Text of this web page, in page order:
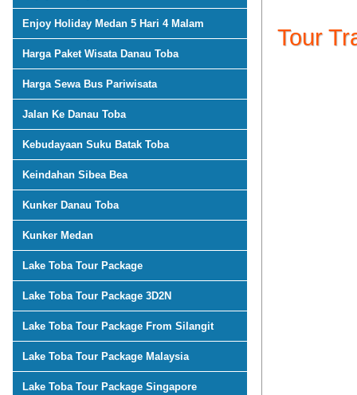
Enjoy Holiday Medan 5 Hari 4 Malam
Harga Paket Wisata Danau Toba
Harga Sewa Bus Pariwisata
Jalan Ke Danau Toba
Kebudayaan Suku Batak Toba
Keindahan Sibea Bea
Kunker Danau Toba
Kunker Medan
Lake Toba Tour Package
Lake Toba Tour Package 3D2N
Lake Toba Tour Package From Silangit
Lake Toba Tour Package Malaysia
Lake Toba Tour Package Singapore
Tour